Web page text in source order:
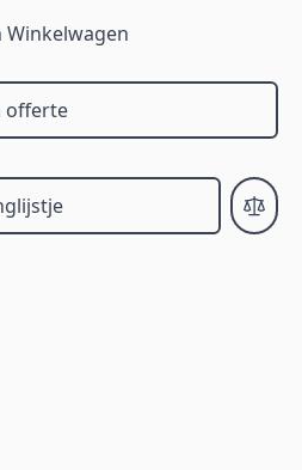
Winkelwagen
offerte